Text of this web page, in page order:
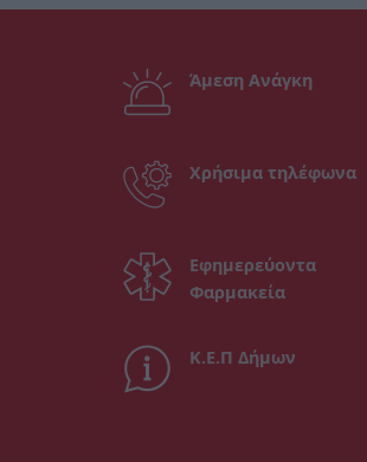
Άμεση Ανάγκη
Χρήσιμα τηλέφωνα
Εφημερεύοντα
Φαρμακεία
Κ.Ε.Π Δήμων